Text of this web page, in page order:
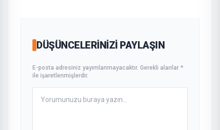
DÜŞÜNCELERINIZI PAYLAŞIN
E-posta adresiniz yayımlanmayacaktır. Gerekli alanlar *
ile işaretlenmişlerdir.